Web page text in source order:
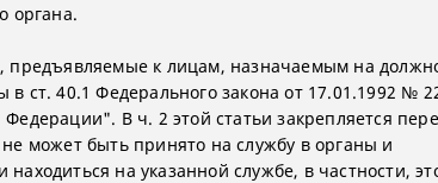
органа.
предъявляемые к лицам, назначаемым на
в ст. 40.1 Федерального закона от 17.01.1992 №
В ч. 2 этой статьи закрепляется
может быть принято на службу в органы и
на указанной службе, в частности,